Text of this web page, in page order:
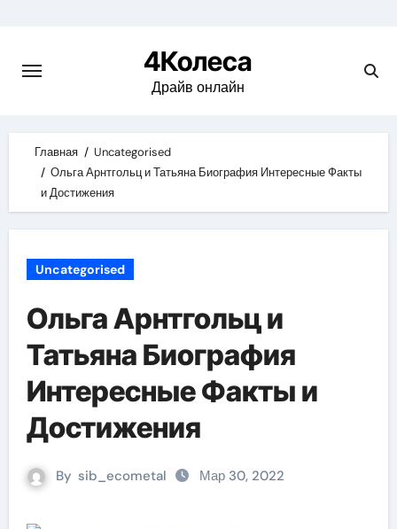
content
4Колеса
Драйв онлайн
Главная
Uncategorised
Ольга Арнтгольц и Татьяна Биография Интересные Факты
и Достижения
Uncategorised
Ольга Арнтгольц и
Татьяна Биография
Интересные Факты и
Достижения
By sib_ecometal Мар 30, 2022